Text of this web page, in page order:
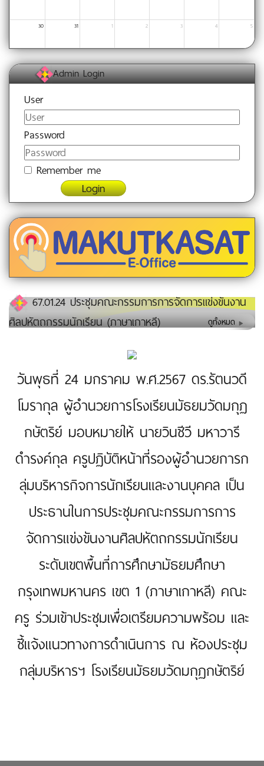
30 31 1 2 3 4 5
Admin Login
User
Password
Remember me
Login
67.01.24 ประชุมคณะกรรมการการจัดการแข่งขันงาน
ศิลปหัตถกรรมนักเรียน (ภาษาเกาหลี)
ดูทั้งหมด
วันพุธที่ 24 มกราคม พ.ศ.2567 ดร.รัตนวดี
โมรากุล ผู้อำนวยการโรงเรียนมัธยมวัดมกุฏ
กษัตริย์ มอบหมายให้ นายวินชีวี มหาวารี
ดำรงค์กุล ครูปฏิบัติหน้าที่รองผู้อำนวยการก
ลุ่มบริหารกิจการนักเรียนและงานบุคคล เป็น
ประธานในการประชุมคณะกรรมการการ
จัดการแข่งขันงานศิลปหัตถกรรมนักเรียน
ระดับเขตพื้นที่การศึกษามัธยมศึกษา
กรุงเทพมหานคร เขต 1 (ภาษาเกาหลี) คณะ
ครู ร่วมเข้าประชุมเพื่อเตรียมความพร้อม และ
ชี้แจ้งแนวทางการดำเนินการ ณ ห้องประชุม
กลุ่มบริหารฯ โรงเรียนมัธยมวัดมกุฏกษัตริย์